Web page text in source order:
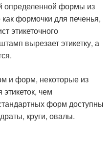
определенной формы из
формочки для печенья,
этикеточного
вырезает этикетку, а
и форм, некоторые из
чем
форм доступны
круги, овалы.